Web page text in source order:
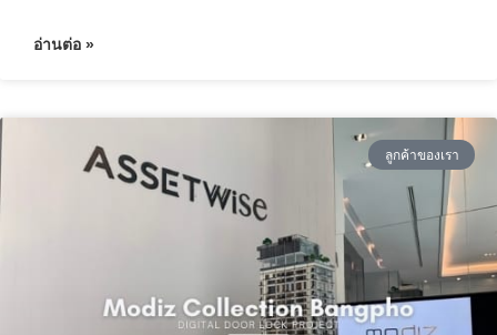
พันนา จำกัด ในโครงการ ตรรกะ ศรีวรา
ลูกค้าของเรา